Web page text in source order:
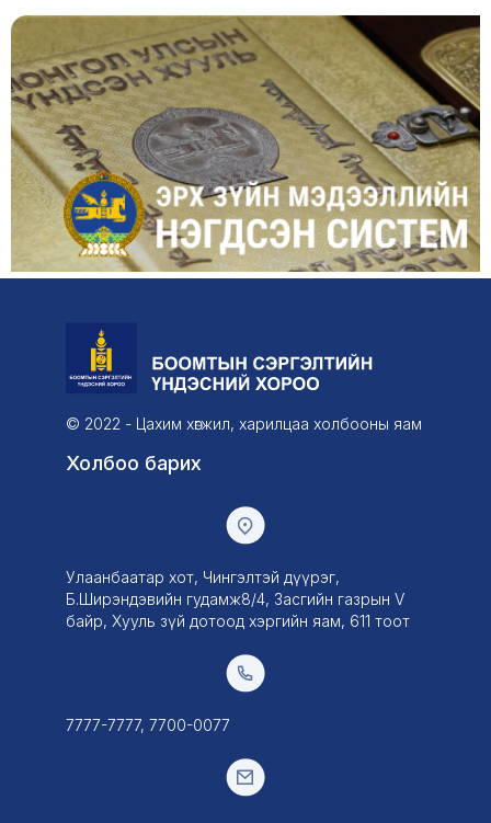
© 2022 - Цахим хөгжил, харилцаа холбооны яам
Холбоо барих
Улаанбаатар хот, Чингэлтэй дүүрэг,
Б.Ширэндэвийн гудамж8/4, Засгийн газрын V
байр, Хууль зүй дотоод хэргийн яам, 611 тоот
7777-7777, 7700-0077